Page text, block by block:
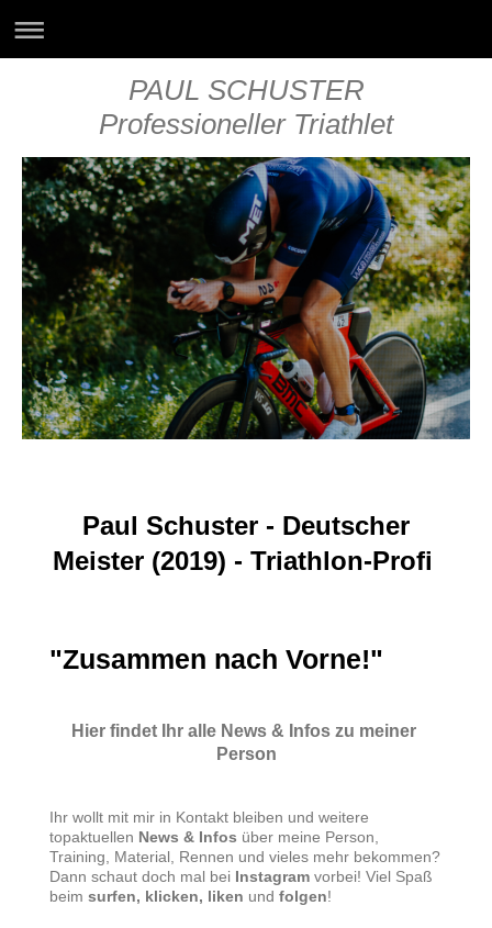
PAUL SCHUSTER
Professioneller Triathlet
Paul Schuster - Deutscher
Meister (2019) - Triathlon-Profi
"Zusammen nach Vorne!"
Hier findet Ihr alle News & Infos zu meiner
Person
Ihr wollt mit mir in Kontakt bleiben und weitere
topaktuellen News & Infos über meine Person,
Training, Material, Rennen und vieles mehr bekommen?
Dann schaut doch mal bei Instagram vorbei! Viel Spaß
beim surfen, klicken, liken und folgen!